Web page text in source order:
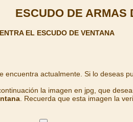
ESCUDO DE ARMAS
EL ESCUDO DE VENTANA
encuentra actualmente. Si lo deseas
la imagen en jpg, que
. Recuerda que esta imagen la